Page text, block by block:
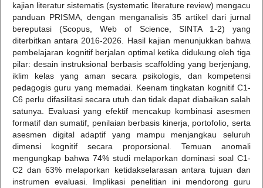
kajian literatur sistematis (systematic literature review) mengacu
panduan PRISMA, dengan menganalisis 35 artikel dari jurnal
bereputasi (Scopus, Web of Science, SINTA 1-2) yang
diterbitkan antara 2016-2026. Hasil kajian menunjukkan bahwa
pembelajaran kognitif berjalan optimal ketika didukung oleh tiga
pilar: desain instruksional berbasis scaffolding yang berjenjang,
iklim kelas yang aman secara psikologis, dan kompetensi
pedagogis guru yang memadai. Keenam tingkatan kognitif C1-
C6 perlu difasilitasi secara utuh dan tidak dapat diabaikan salah
satunya. Evaluasi yang efektif mencakup kombinasi asesmen
formatif dan sumatif, penilaian berbasis kinerja, portofolio, serta
asesmen digital adaptif yang mampu menjangkau seluruh
dimensi kognitif secara proporsional. Temuan anomali
mengungkap bahwa 74% studi melaporkan dominasi soal C1-
C2 dan 63% melaporkan ketidakselarasan antara tujuan dan
instrumen evaluasi. Implikasi penelitian ini mendorong guru